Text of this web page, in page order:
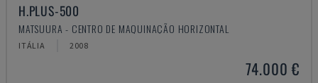
H.PLUS-500
MATSUURA - CENTRO DE MAQUINAÇÃO HORIZONTAL
ITÁLIA 2008
74.000 €